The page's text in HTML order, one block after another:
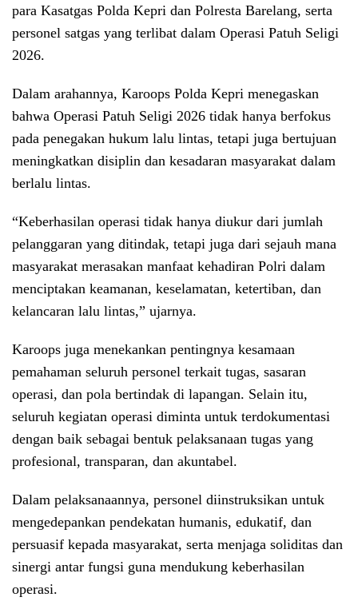
para Kasatgas Polda Kepri dan Polresta Barelang, serta
personel satgas yang terlibat dalam Operasi Patuh Seligi
2026.
Dalam arahannya, Karoops Polda Kepri menegaskan
bahwa Operasi Patuh Seligi 2026 tidak hanya berfokus
pada penegakan hukum lalu lintas, tetapi juga bertujuan
meningkatkan disiplin dan kesadaran masyarakat dalam
berlalu lintas.
“Keberhasilan operasi tidak hanya diukur dari jumlah
pelanggaran yang ditindak, tetapi juga dari sejauh mana
masyarakat merasakan manfaat kehadiran Polri dalam
menciptakan keamanan, keselamatan, ketertiban, dan
kelancaran lalu lintas,” ujarnya.
Karoops juga menekankan pentingnya kesamaan
pemahaman seluruh personel terkait tugas, sasaran
operasi, dan pola bertindak di lapangan. Selain itu,
seluruh kegiatan operasi diminta untuk terdokumentasi
dengan baik sebagai bentuk pelaksanaan tugas yang
profesional, transparan, dan akuntabel.
Dalam pelaksanaannya, personel diinstruksikan untuk
mengedepankan pendekatan humanis, edukatif, dan
persuasif kepada masyarakat, serta menjaga soliditas dan
sinergi antar fungsi guna mendukung keberhasilan
operasi.